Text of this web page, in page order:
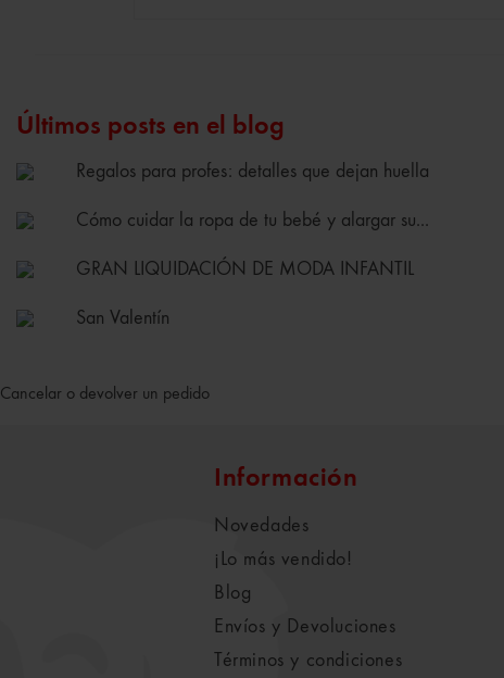
Últimos posts en el blog
Regalos para profes: detalles que dejan huella
Cómo cuidar la ropa de tu bebé y alargar su...
GRAN LIQUIDACIÓN DE MODA INFANTIL
San Valentín
Cancelar o devolver un pedido
Información
Novedades
¡Lo más vendido!
Blog
Envíos y Devoluciones
Términos y condiciones